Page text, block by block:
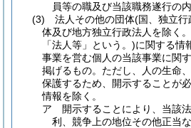
員等の職及び当該職務遂行の
(3)
法人その他の団体(国、独立行
体及び地方独立行政法人を除く
「法人等」という。)に関する情
事業を営む個人の当該事業に関
掲げるもの。 ただし、人の生命
保護するため、開示することが
情報を除く。
ア
開示することにより、当該
利、競争上の地位その他正当